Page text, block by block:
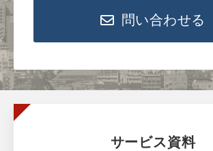
問い合わせる
サービス資料